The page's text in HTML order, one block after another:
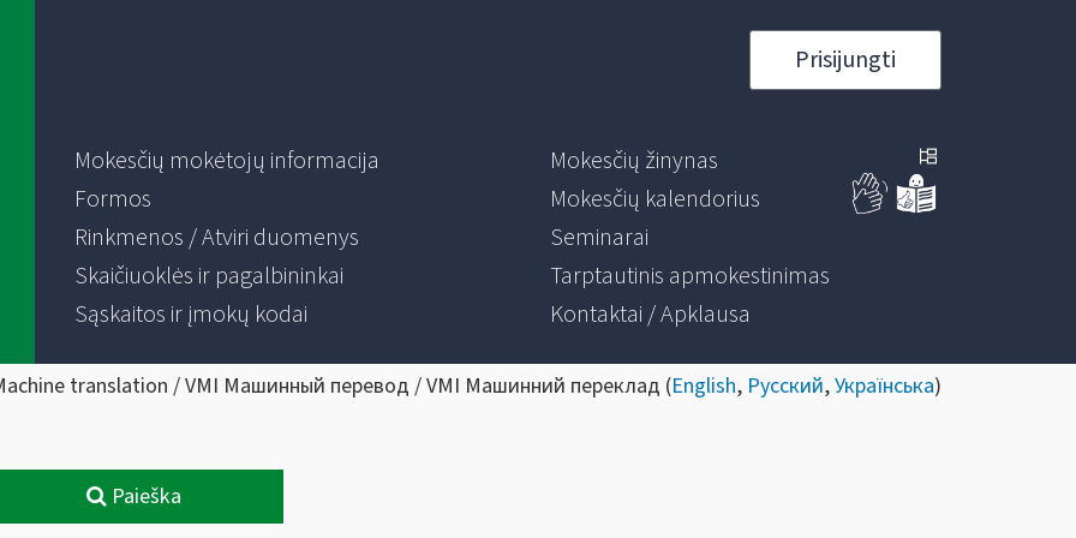
Prisijungti
Mokesčių mokėtojų informacija
Formos
Rinkmenos / Atviri duomenys
Skaičiuoklės ir pagalbininkai
Sąskaitos ir įmokų kodai
Mokesčių žinynas
Mokesčių kalendorius
Seminarai
Tarptautinis apmokestinimas
Kontaktai / Apklausa
translation / VMI Машинный перевод / VMI Машинний переклад (English, Русский,Українська)
Paieška